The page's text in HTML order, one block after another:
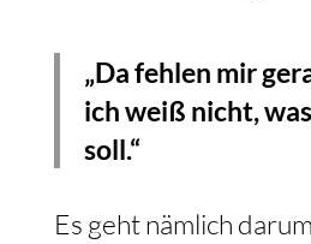
„Da fehlen mir
ich weiß nicht,
soll.“
Es geht nämlich